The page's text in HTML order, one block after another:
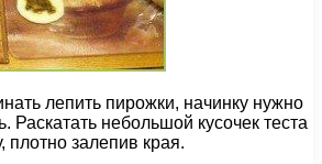
лепить пирожки, начинку нужно
Раскатать небольшой кусочек теста
плотно залепив края.